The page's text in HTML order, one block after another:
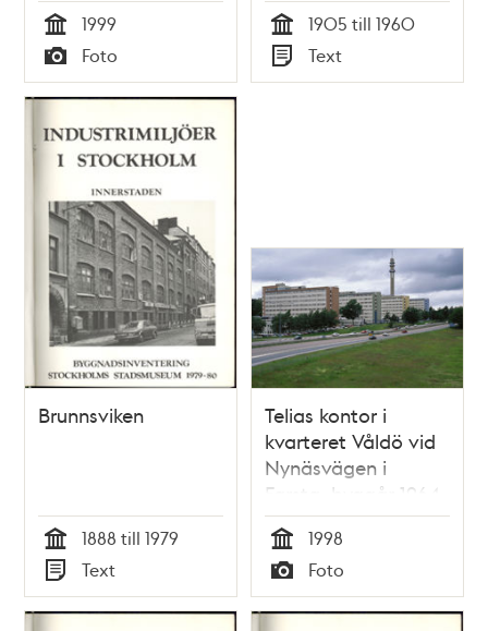
Tid
1999
Typ
Foto Tid
1905 till 1960
Typ
Text
Brunnsviken
Tid
1888 till 1979
Typ
Text
Telias kontor i
kvarteret Våldö vid
Nynäsvägen i
Farsta, byggår 1964
Tid
1998
Typ
Foto